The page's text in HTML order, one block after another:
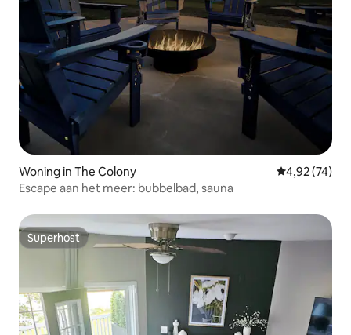
Woning in The Colony Gemiddelde
4,92 (74)
Escape aan het meer: bubbelbad, sauna
Superhost
Superhost